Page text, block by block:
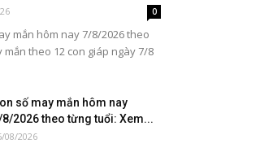
0
mắn hôm nay 7/8/2026 theo
theo 12 con giáp ngày 7/8
số may mắn hôm nay
8/2026 theo từng tuổi: Xem...
08/2026